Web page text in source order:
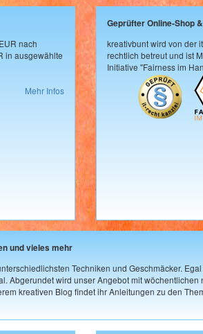
nach
in ausgewählte
Mehr Infos
Geprüfter Online-Shop
kreativbunt wird von der
rechtlich betreut und ist
Initiative "Fairness im
und vieles mehr
Techniken und Geschmäcker.
Abgerundet wird unser Angebot mit
kreativen Blog findet ihr Anleitungen zu den